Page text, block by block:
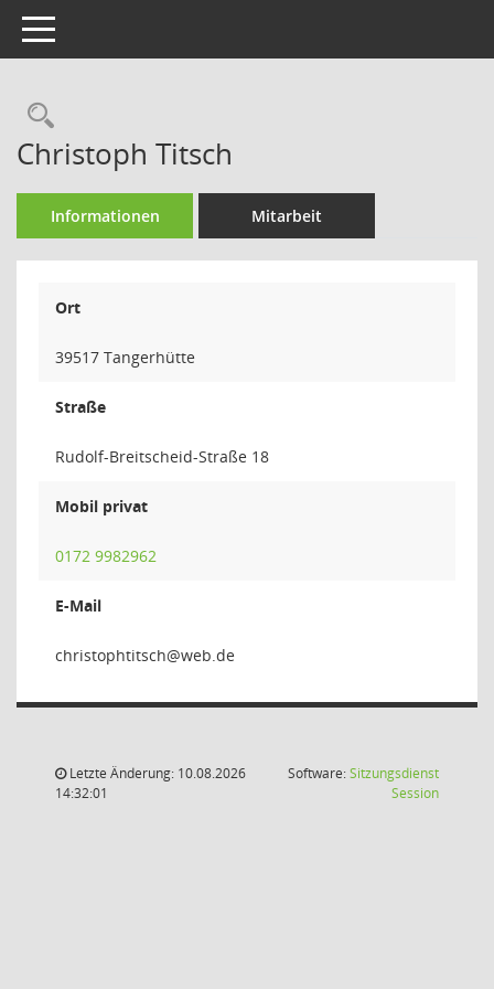
Toggle navigation
Rechercheauswahl
Christoph Titsch
Informationen Mitarbeit
Ort
39517 Tangerhütte
Straße
Rudolf-Breitscheid-Straße 18
Mobil privat
0172 9982962
E-Mail
hcstith
Letzte Änderung: 10.08.2026
14:32:01
Software:Sitzungsdienst
Session(Wird in